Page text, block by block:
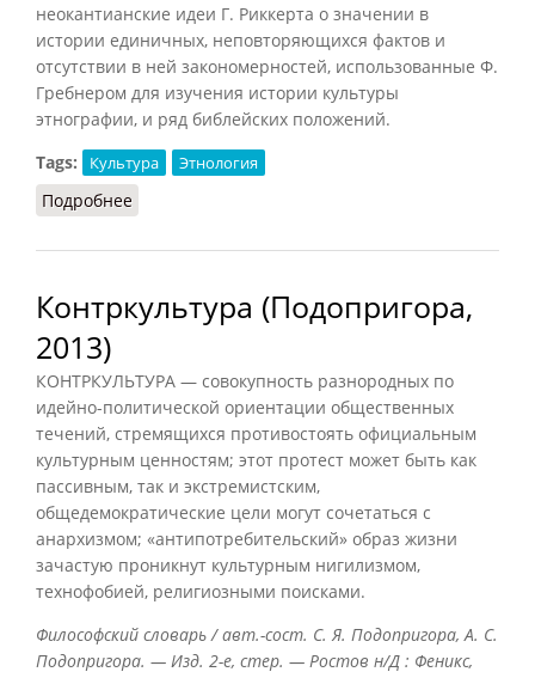
неокантианские идеи Г. Риккерта о значении в
истории единичных, неповторяющихся фактов и
отсутствии в ней закономерностей, использованные Ф.
Гребнером для изучения истории культуры
этнографии, и ряд библейских положений.
Tags:
Культура Этнология
Подробнее
Контркультура (Подопригора,
2013)
КОНТРКУЛЬТУРА — совокупность разнородных по
идейно-политической ориентации общественных
течений, стремящихся противостоять официальным
культурным ценностям; этот протест может быть как
пассивным, так и экстремистским,
общедемократические цели могут сочетаться с
анархизмом; «антипотребительский» образ жизни
зачастую проникнут культурным нигилизмом,
технофобией, религиозными поисками.
Философский словарь / авт.-сост. С. Я. Подопригора, А. С.
Подопригора. — Изд. 2-е, стер. — Ростов н/Д : Феникс,